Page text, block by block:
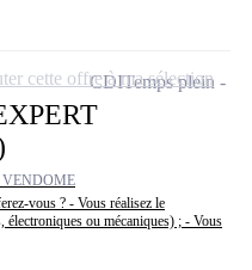
VENDOME
vous ? - Vous réalisez le
électroniques ou mécaniques) ; - Vous
CDITemps plein
cette offre à ma sélection